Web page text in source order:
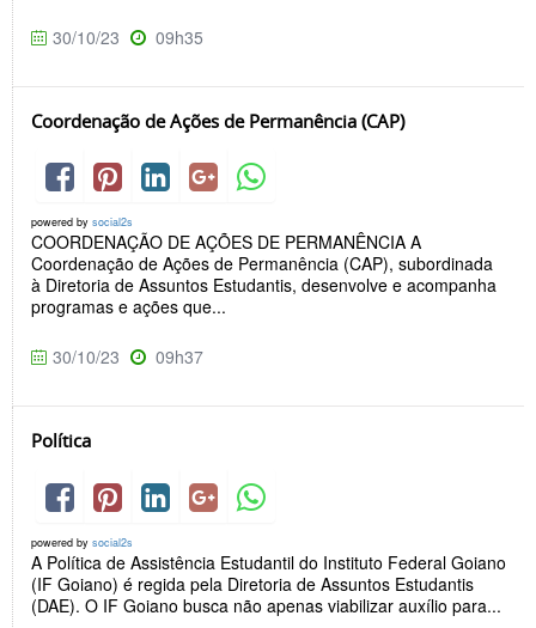
30/10/23 09h35
Coordenação de Ações de Permanência (CAP)
powered by social2s
COORDENAÇÃO DE AÇÕES DE PERMANÊNCIA A
Coordenação de Ações de Permanência (CAP), subordinada
à Diretoria de Assuntos Estudantis, desenvolve e acompanha
programas e ações que...
30/10/23 09h37
Política
powered by social2s
A Política de Assistência Estudantil do Instituto Federal Goiano
(IF Goiano) é regida pela Diretoria de Assuntos Estudantis
(DAE). O IF Goiano busca não apenas viabilizar auxílio para...